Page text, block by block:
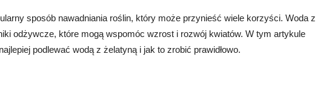
sposób nawadniania roślin, który może przynieść wiele korzyści. Woda z
odżywcze, które mogą wspomóc wzrost i rozwój kwiatów. W tym artykule
podlewać wodą z żelatyną i jak to zrobić prawidłowo.